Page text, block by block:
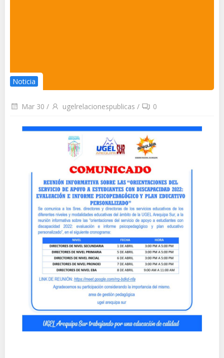
Noticia
Mar 30 / ugelrelacionespublicas / 0